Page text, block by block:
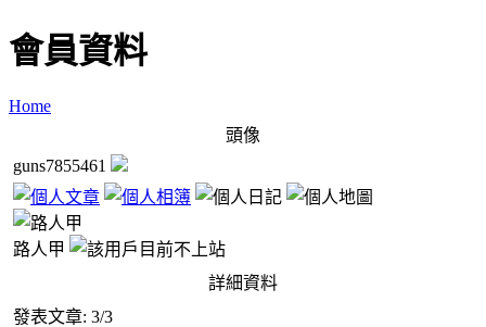
會員資料
Home
頭像
guns7855461
路人甲
詳細資料
發表文章: 3/3